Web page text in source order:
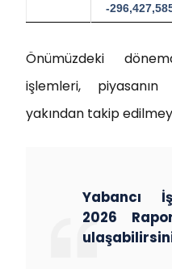
-
Önümüzdeki
işlemleri,
yakından takip
Yabancı
2026